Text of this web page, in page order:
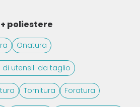
poliestere
Onatura
di utensili da taglio
Tornitura Foratura